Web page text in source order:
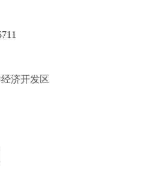
济开发区